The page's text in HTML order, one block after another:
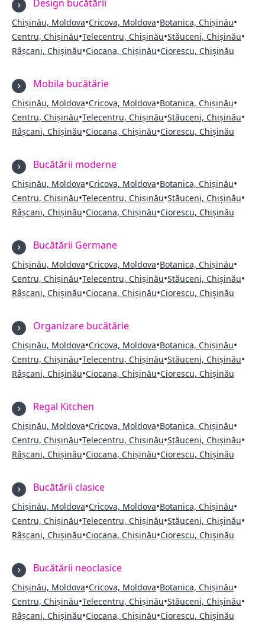
Design bucătării
Chișinău, Moldova•Cricova, Moldova•Botanica, Chișinău•
Centru, Chișinău•Telecentru, Chișinău•Stăuceni, Chișinău•
Râșcani, Chișinău•Ciocana, Chișinău•Ciorescu, Chișinău
Mobila bucătărie
Chișinău, Moldova•Cricova, Moldova•Botanica, Chișinău•
Centru, Chișinău•Telecentru, Chișinău•Stăuceni, Chișinău•
Râșcani, Chișinău•Ciocana, Chișinău•Ciorescu, Chișinău
Bucătării moderne
Chișinău, Moldova•Cricova, Moldova•Botanica, Chișinău•
Centru, Chișinău•Telecentru, Chișinău•Stăuceni, Chișinău•
Râșcani, Chișinău•Ciocana, Chișinău•Ciorescu, Chișinău
Bucătării Germane
Chișinău, Moldova•Cricova, Moldova•Botanica, Chișinău•
Centru, Chișinău•Telecentru, Chișinău•Stăuceni, Chișinău•
Râșcani, Chișinău•Ciocana, Chișinău•Ciorescu, Chișinău
Organizare bucătărie
Chișinău, Moldova•Cricova, Moldova•Botanica, Chișinău•
Centru, Chișinău•Telecentru, Chișinău•Stăuceni, Chișinău•
Râșcani, Chișinău•Ciocana, Chișinău•Ciorescu, Chișinău
Regal Kitchen
Chișinău, Moldova•Cricova, Moldova•Botanica, Chișinău•
Centru, Chișinău•Telecentru, Chișinău•Stăuceni, Chișinău•
Râșcani, Chișinău•Ciocana, Chișinău•Ciorescu, Chișinău
Bucătării clasice
Chișinău, Moldova•Cricova, Moldova•Botanica, Chișinău•
Centru, Chișinău•Telecentru, Chișinău•Stăuceni, Chișinău•
Râșcani, Chișinău•Ciocana, Chișinău•Ciorescu, Chișinău
Bucătării neoclasice
Chișinău, Moldova•Cricova, Moldova•Botanica, Chișinău•
Centru, Chișinău•Telecentru, Chișinău•Stăuceni, Chișinău•
Râșcani, Chișinău•Ciocana, Chișinău•Ciorescu, Chișinău